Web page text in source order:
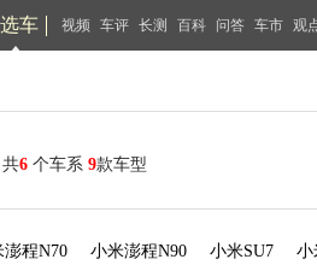
选车 视频 车评 长测 百科 问答 车市 观
共6 个车系 9款车型
澎程N70 小米澎程N90 小米SU7 小